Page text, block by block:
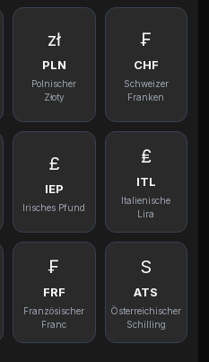
zł
PLN
Polnischer
Złoty
₣
CHF
Schweizer
Franken
£
IEP
Irisches Pfund
₤
ITL
Italienische
Lira
₣
FRF
Französischer
Franc
S
ATS
Österreichischer
Schilling